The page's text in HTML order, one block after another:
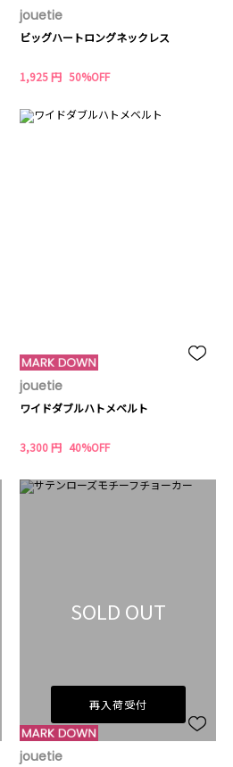
jouetie
ビッグハートロングネックレス
1,925 円 50%OFF
jouetie
ワイドダブルハトメベルト
3,300 円 40%OFF
SOLD OUT
再入荷受付
jouetie